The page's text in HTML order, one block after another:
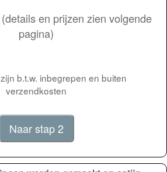
en prijzen zien volgende
pagina)
b.t.w. inbegrepen en buiten
verzendkosten